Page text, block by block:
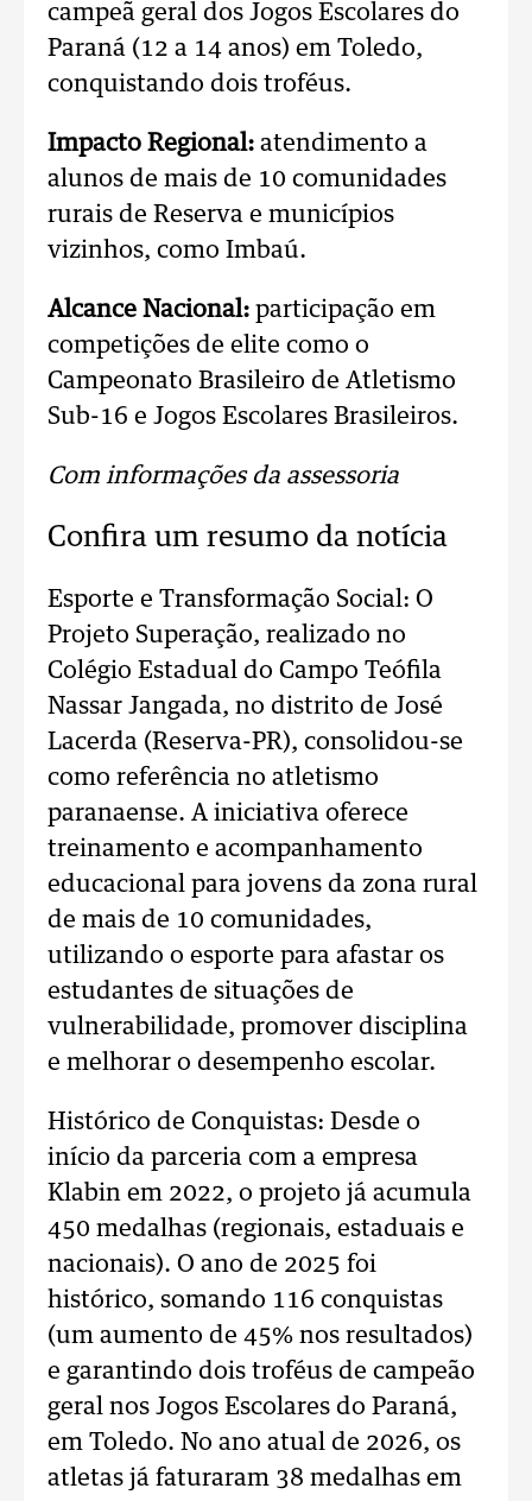
campeã geral dos Jogos Escolares do
Paraná (12 a 14 anos) em Toledo,
conquistando dois troféus.
Impacto Regional: atendimento a
alunos de mais de 10 comunidades
rurais de Reserva e municípios
vizinhos, como Imbaú.
Alcance Nacional: participação em
competições de elite como o
Campeonato Brasileiro de Atletismo
Sub-16 e Jogos Escolares Brasileiros.
Com informações da assessoria
Confira um resumo da notícia
Esporte e Transformação Social: O
Projeto Superação, realizado no
Colégio Estadual do Campo Teófila
Nassar Jangada, no distrito de José
Lacerda (Reserva-PR), consolidou-se
como referência no atletismo
paranaense. A iniciativa oferece
treinamento e acompanhamento
educacional para jovens da zona rural
de mais de 10 comunidades,
utilizando o esporte para afastar os
estudantes de situações de
vulnerabilidade, promover disciplina
e melhorar o desempenho escolar.
Histórico de Conquistas: Desde o
início da parceria com a empresa
Klabin em 2022, o projeto já acumula
450 medalhas (regionais, estaduais e
nacionais). O ano de 2025 foi
histórico, somando 116 conquistas
(um aumento de 45% nos resultados)
e garantindo dois troféus de campeão
geral nos Jogos Escolares do Paraná,
em Toledo. No ano atual de 2026, os
atletas já faturaram 38 medalhas em